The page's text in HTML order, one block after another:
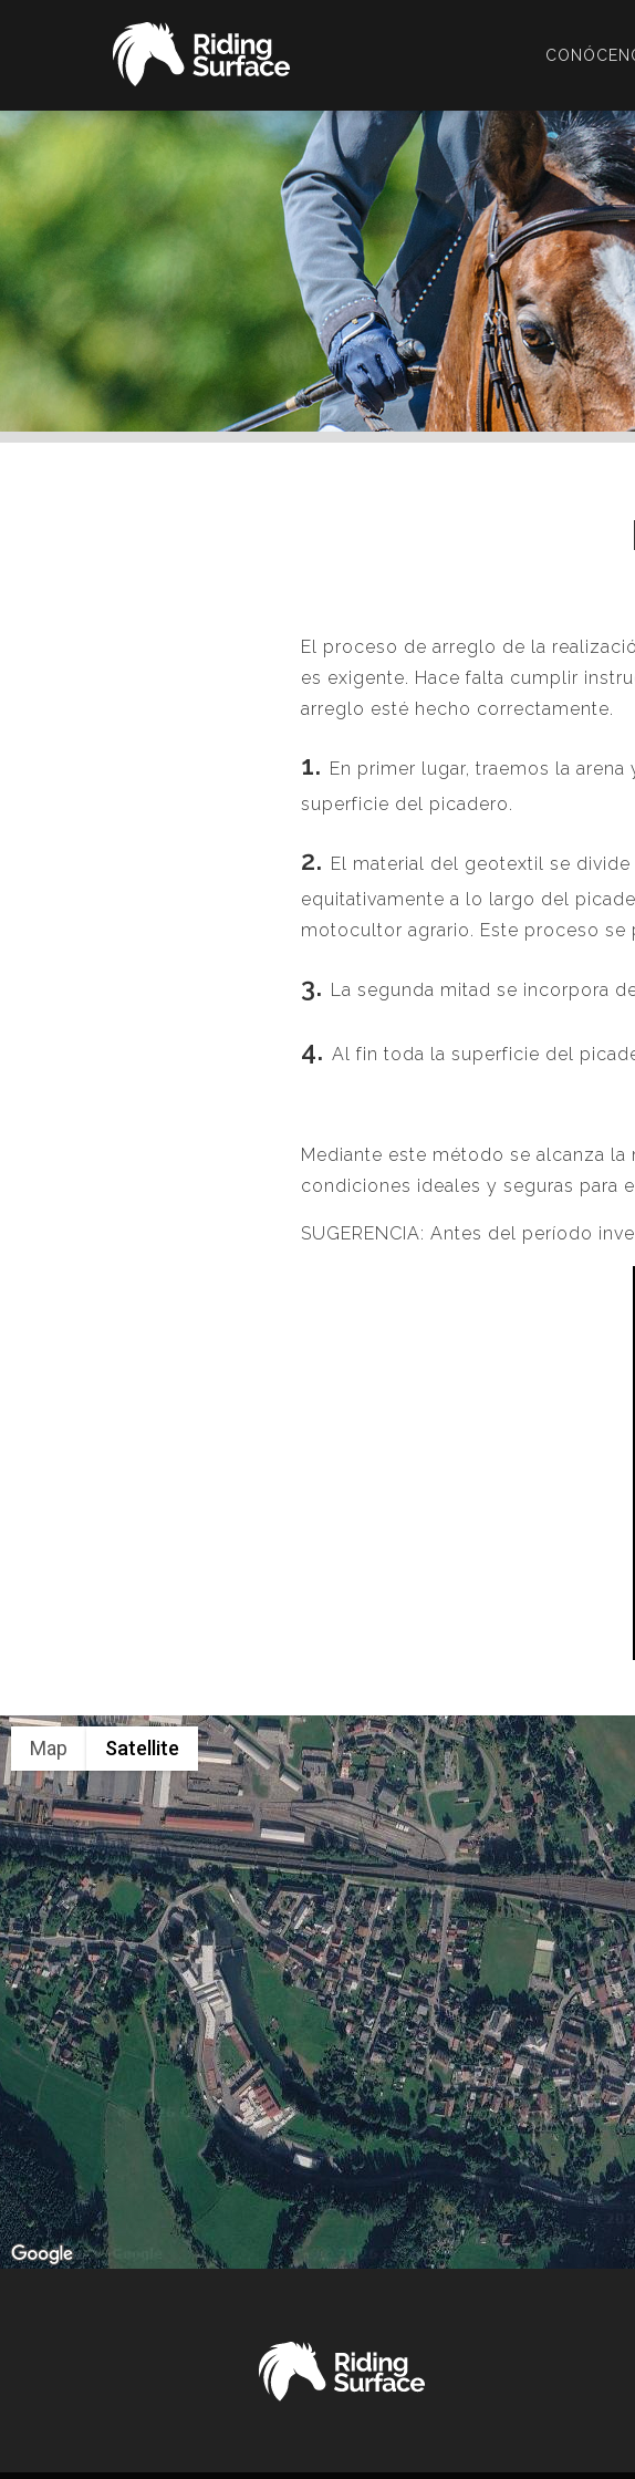
El proceso de arreglo de la
es exigente. Hace falta cumplir
arreglo esté hecho correctamente.
En primer lugar, traemos la
superficie del picadero.
El material del geotextil se
equitativamente a lo largo del
motocultor agrario. Este proceso se
La segunda mitad se incorpora
Al fin toda la superficie del
Mediante este método se alcanza
condiciones ideales y seguras para
SUGERENCIA: Antes del período
Map Satellite